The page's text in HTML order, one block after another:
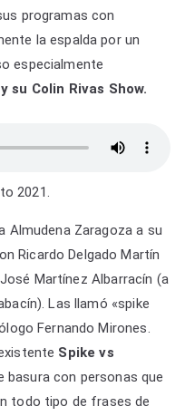
programas con
la espalda por un
especialmente
su Colin Rivas Show.
2021.
Almudena Zaragoza a su
Ricardo Delgado Martín
Martínez Albarracín (a
Las llamó «spike
Fernando Mirones.
Spike vs
basura con personas que
todo tipo de frases de